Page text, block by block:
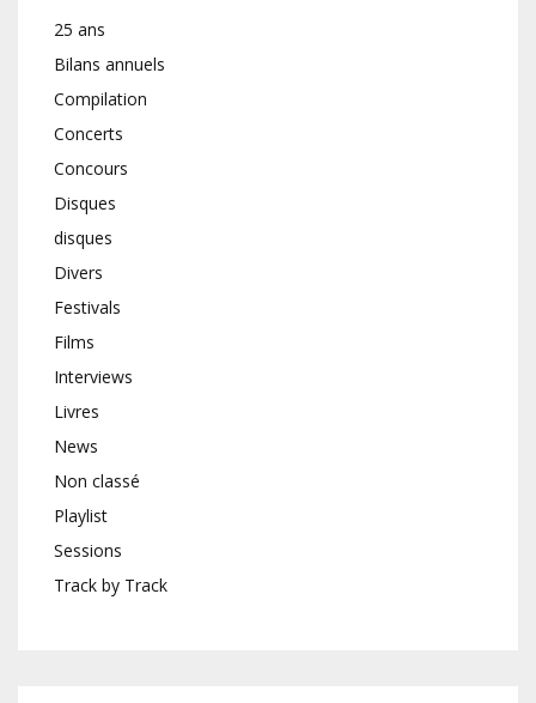
25 ans
Bilans annuels
Compilation
Concerts
Concours
Disques
disques
Divers
Festivals
Films
Interviews
Livres
News
Non classé
Playlist
Sessions
Track by Track